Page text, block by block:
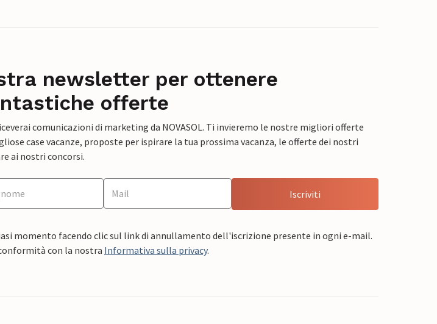
newsletter per ottenere
offerte
comunicazioni di marketing da NOVASOL. Ti invieremo le nostre migliori offerte
case vacanze, proposte per ispirare la tua prossima vacanza, le offerte dei nostri
ai nostri concorsi.
Iscriviti
momento facendo clic sul link di annullamento dell'iscrizione presente in ogni e-mail.
con la nostra Informativa sulla privacy.